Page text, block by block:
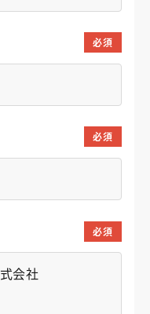
必須
必須
必須